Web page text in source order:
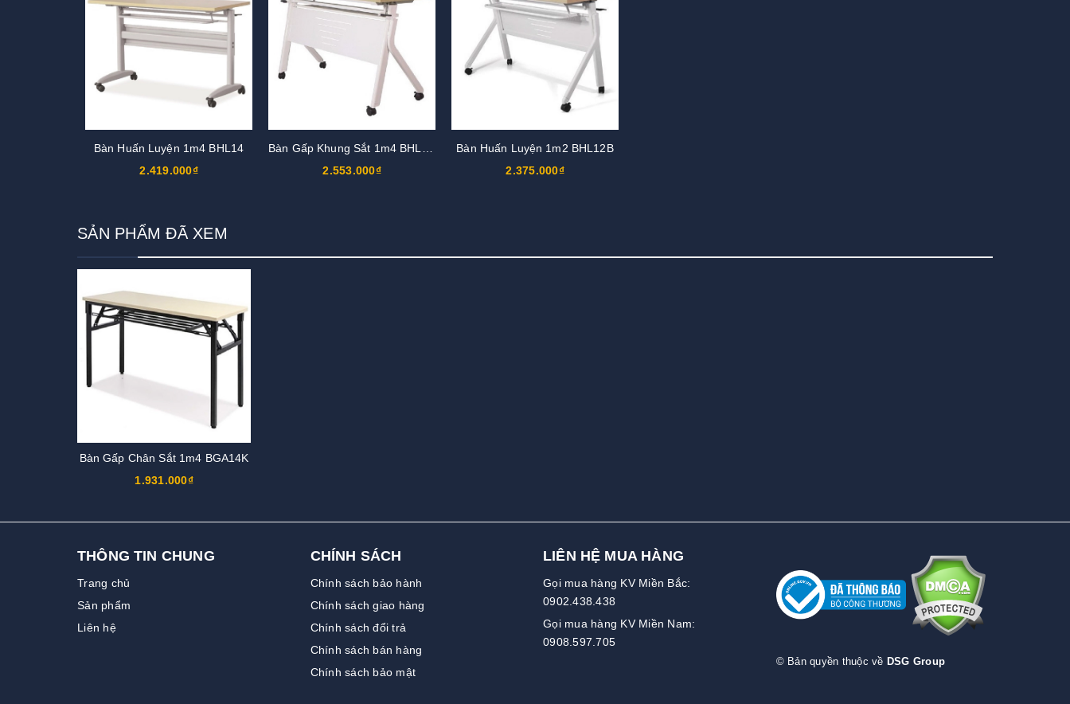
Bàn Huấn Luyện 1m4 BHL14
2.419.000₫
2.553.000₫
Bàn Huấn Luyện 1m2 BHL12B
2.375.000₫
SẢN PHẨM ĐÃ XEM
Bàn Gấp Chân Sắt 1m4 BGA14K
1.931.000₫
THÔNG TIN CHUNG
Trang chủ
Sản phẩm
Liên hệ
CHÍNH SÁCH
Chính sách bảo hành
Chính sách giao hàng
Chính sách đổi trả
Chính sách bán hàng
Chính sách bảo mật
LIÊN HỆ MUA HÀNG
Gọi mua hàng KV Miền Bắc:
0902.438.438
Gọi mua hàng KV Miền Nam:
0908.597.705
© Bản quyền thuộc về DSG Group